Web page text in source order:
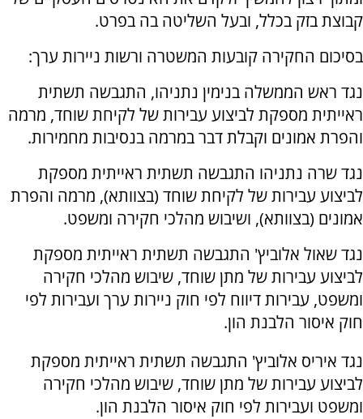
קבוצת בזק בכלל, ובעל השליטה בה בפרט.
בסיכום החקירה קובעות המשטרה ורשות ניירות ערך:
נגד ראש הממשלה בנימין נתניהו, התגבשה תשתית
ראייתית מספקת לביצוע עבירות של לקיחת שוחד, מרמה
והפרת אמונים וקבלת דבר במרמה בנסיבות מחמירות.
נגד שרה נתניהו התגבשה תשתית ראייתית מספקת
לביצוע עבירות של לקיחת שוחד (בצוותא), מרמה והפרת
אמונים (בצוותא), ושיבוש מהלכי חקירה ומשפט.
נגד שאול אלוביץ' התגבשה תשתית ראייתית מספקת
לביצוע עבירות של מתן שוחד, שיבוש מהלכי חקירה
ומשפט, עבירות דיווח לפי חוק ניירות ערך ועבירות לפי
חוק איסור הלבנת הון.
נגד איריס אלוביץ' התגבשה תשתית ראייתית מספקת
לביצוע עבירות של מתן שוחד, שיבוש מהלכי חקירה
ומשפט ועבירות לפי חוק איסור הלבנת הון.